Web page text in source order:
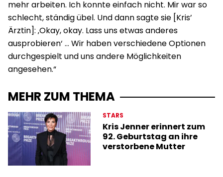
mehr arbeiten. Ich konnte einfach nicht. Mir war so
schlecht, ständig übel. Und dann sagte sie [Kris’
Ärztin]: ‚Okay, okay. Lass uns etwas anderes
ausprobieren‘ … Wir haben verschiedene Optionen
durchgespielt und uns andere Möglichkeiten
angesehen.“
MEHR ZUM THEMA
STARS
Kris Jenner erinnert zum
92. Geburtstag an ihre
verstorbene Mutter